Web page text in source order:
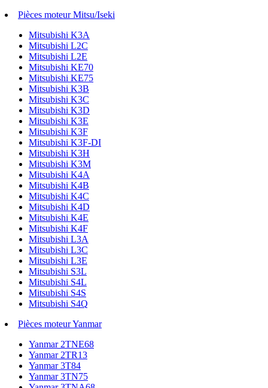
Pièces moteur Mitsu/Iseki
Mitsubishi K3A
Mitsubishi L2C
Mitsubishi L2E
Mitsubishi KE70
Mitsubishi KE75
Mitsubishi K3B
Mitsubishi K3C
Mitsubishi K3D
Mitsubishi K3E
Mitsubishi K3F
Mitsubishi K3F-DI
Mitsubishi K3H
Mitsubishi K3M
Mitsubishi K4A
Mitsubishi K4B
Mitsubishi K4C
Mitsubishi K4D
Mitsubishi K4E
Mitsubishi K4F
Mitsubishi L3A
Mitsubishi L3C
Mitsubishi L3E
Mitsubishi S3L
Mitsubishi S4L
Mitsubishi S4S
Mitsubishi S4Q
Pièces moteur Yanmar
Yanmar 2TNE68
Yanmar 2TR13
Yanmar 3T84
Yanmar 3TN75